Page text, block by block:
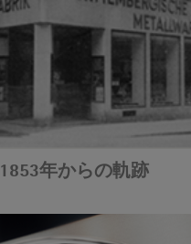
1853年からの軌跡